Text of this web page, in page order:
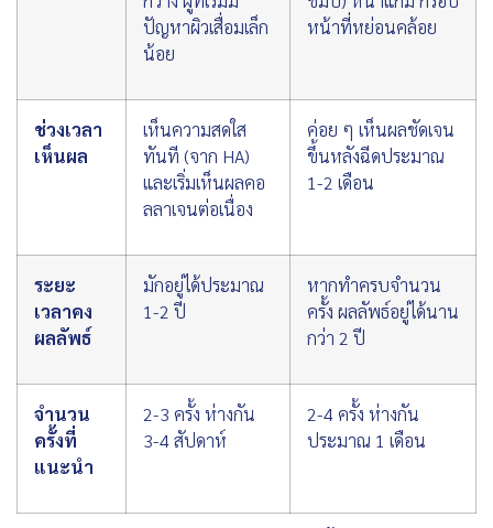
ปัญหาผิวเสื่อมเล็ก
น้อย
หน้าที่หย่อนคล้อย
ช่วงเวลา
เห็นผล
เห็นความสดใส
ทันที (จาก HA)
และเริ่มเห็นผลคอ
ลลาเจนต่อเนื่อง
ค่อย ๆ เห็นผลชัดเจน
ขึ้นหลังฉีดประมาณ
1-2 เดือน
ระยะ
เวลาคง
ผลลัพธ์
มักอยู่ได้ประมาณ
1-2 ปี
หากทำครบจำนวน
ครั้ง ผลลัพธ์อยู่ได้นาน
กว่า 2 ปี
จำนวน
ครั้งที่
แนะนำ
2-3 ครั้ง ห่างกัน
3-4 สัปดาห์
2-4 ครั้ง ห่างกัน
ประมาณ 1 เดือน